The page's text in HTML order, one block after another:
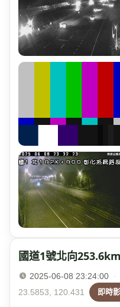
國道1號北向253.6km
2025-06-08 23:24:00 ·
23.5853, 120.431
即時